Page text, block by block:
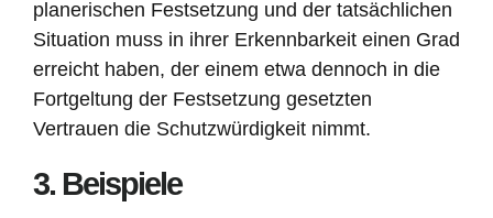
planerischen Festsetzung und der tatsächlichen
Situation muss in ihrer Erkennbarkeit einen Grad
erreicht haben, der einem etwa dennoch in die
Fortgeltung der Festsetzung gesetzten
Vertrauen die Schutzwürdigkeit nimmt.
3. Beispiele